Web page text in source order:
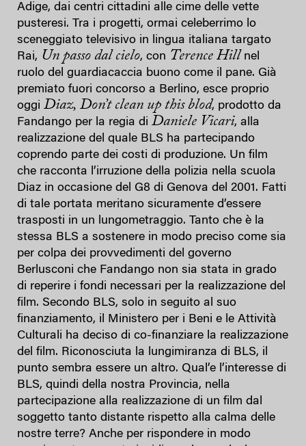
Adige, dai centri cittadini alle cime delle vette
pusteresi. Tra i progetti, ormai celeberrimo lo
sceneggiato televisivo in lingua italiana targato
Rai, Un passo dal cielo, con Terence Hill nel
ruolo del guardiacaccia buono come il pane. Già
premiato fuori concorso a Berlino, esce proprio
oggi Diaz, Don’t clean up this blod, prodotto da
Fandango per la regia di Daniele Vicari, alla
realizzazione del quale BLS ha partecipando
coprendo parte dei costi di produzione. Un film
che racconta l’irruzione della polizia nella scuola
Diaz in occasione del G8 di Genova del 2001. Fatti
di tale portata meritano sicuramente d’essere
trasposti in un lungometraggio. Tanto che è la
stessa BLS a sostenere in modo preciso come sia
per colpa dei provvedimenti del governo
Berlusconi che Fandango non sia stata in grado
di reperire i fondi necessari per la realizzazione del
film. Secondo BLS, solo in seguito al suo
finanziamento, il Ministero per i Beni e le Attività
Culturali ha deciso di co-finanziare la realizzazione
del film. Riconosciuta la lungimiranza di BLS, il
punto sembra essere un altro. Qual’e l’interesse di
BLS, quindi della nostra Provincia, nella
partecipazione alla realizzazione di un film dal
soggetto tanto distante rispetto alla calma delle
nostre terre? Anche per rispondere in modo